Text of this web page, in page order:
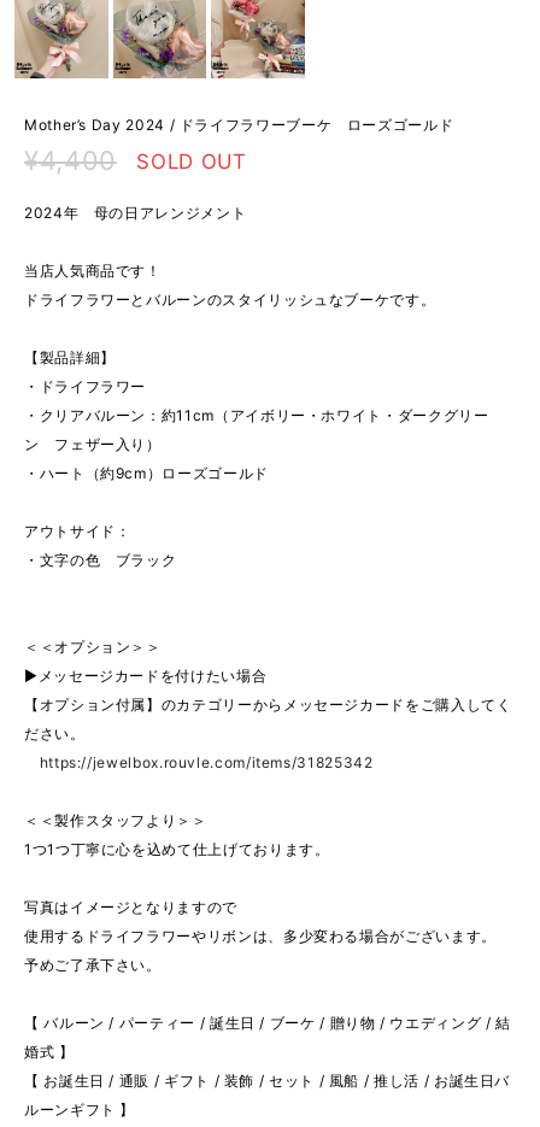
Mother’s Day 2024 / ドライフラワーブーケ ローズゴールド
¥4,400 SOLD OUT
2024年 母の日アレンジメント
当店人気商品です！
ドライフラワーとバルーンのスタイリッシュなブーケです。
【製品詳細】
・ドライフラワー
・クリアバルーン：約11cm（アイボリー・ホワイト・ダークグリー
ン フェザー入り）
・ハート（約9cm）ローズゴールド
アウトサイド：
・文字の色 ブラック
＜＜オプション＞＞
▶︎メッセージカードを付けたい場合
【オプション付属】のカテゴリーからメッセージカードをご購入してく
ださい。
https://jewelbox.rouvle.com/items/31825342
＜＜製作スタッフより＞＞
1つ1つ丁寧に心を込めて仕上げております。
写真はイメージとなりますので
使用するドライフラワーやリボンは、多少変わる場合がございます。
予めご了承下さい。
【 バルーン / パーティー / 誕生日 / ブーケ / 贈り物 / ウエディング / 結
婚式 】
【 お誕生日 / 通販 / ギフト / 装飾 / セット / 風船 / 推し活 / お誕生日バ
ルーンギフト 】